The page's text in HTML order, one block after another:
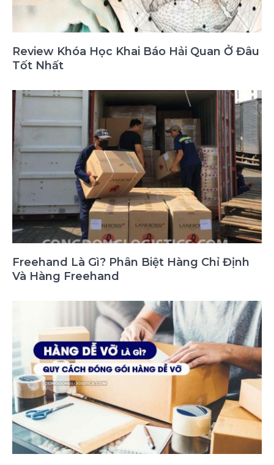
Review Khóa Học Khai Báo Hải Quan Ở Đâu
Tốt Nhất
Freehand Là Gì? Phân Biệt Hàng Chỉ Định
Và Hàng Freehand